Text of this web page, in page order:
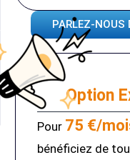
PARLEZ-NOUS
Option
Pour 75 €/
bénéficiez de